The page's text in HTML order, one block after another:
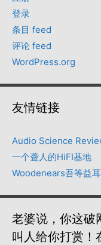
登录
条目 feed
评论 feed
WordPress.org
友情链接
Audio Science
一个聋人的HiFI基地
Woodenears吾等益耳
老婆说，你这
叫人给你打赏